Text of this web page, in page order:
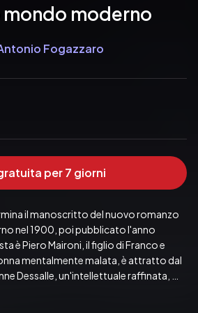
moderno
Fogazzaro
per 7 giorni
il manoscritto del nuovo romanzo
nel 1900, poi pubblicato l'anno
è Piero Maironi, il figlio di Franco e
mentalmente malata, è attratto dal
Dessalle, un'intellettuale raffinata,
al "bel mondo" internazionale; il
e di desideri deviati, non si